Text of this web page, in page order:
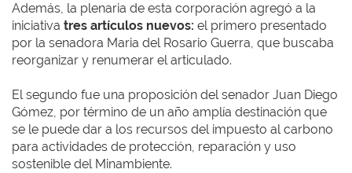
Además, la plenaria de esta corporación agregó a la
iniciativa tres artículos nuevos: el primero presentado
por la senadora Maria del Rosario Guerra, que buscaba
reorganizar y renumerar el articulado.
El segundo fue una proposición del senador Juan Diego
Gómez, por término de un año amplía destinación que
se le puede dar a los recursos del impuesto al carbono
para actividades de protección, reparación y uso
sostenible del Minambiente.